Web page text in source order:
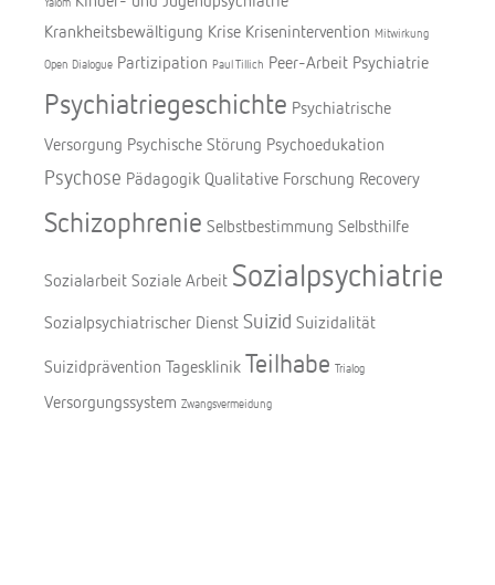
Krankheitsbewältigung Krise Krisenintervention Mitwirkung
Open Dialogue Partizipation Paul Tillich Peer-Arbeit Psychiatrie
Psychiatriegeschichte Psychiatrische
Versorgung Psychische Störung Psychoedukation
Psychose Pädagogik Qualitative Forschung Recovery
Schizophrenie Selbstbestimmung Selbsthilfe
Sozialarbeit Soziale Arbeit Sozialpsychiatrie
Sozialpsychiatrischer Dienst Suizid Suizidalität
Suizidprävention Tagesklinik Teilhabe Trialog
Versorgungssystem Zwangsvermeidung